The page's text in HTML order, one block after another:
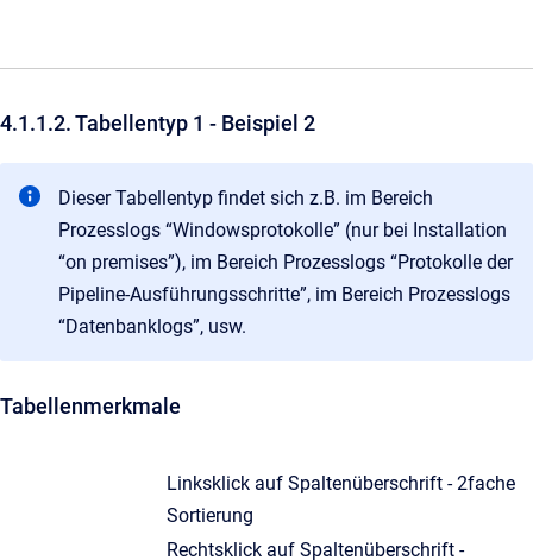
4.1.1.2. Tabellentyp 1 - Beispiel 2
Dieser Tabellentyp findet sich z.B. im Bereich
Prozesslogs “Windowsprotokolle” (nur bei Installation
“on premises”), im Bereich Prozesslogs “Protokolle der
Pipeline-Ausführungsschritte”, im Bereich Prozesslogs
“Datenbanklogs”, usw.
Tabellenmerkmale
Linksklick auf Spaltenüberschrift - 2fache
Sortierung
Rechtsklick auf Spaltenüberschrift -